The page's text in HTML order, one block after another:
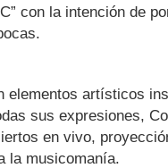
con la intención de
elementos artísticos
sus expresiones,
en vivo,
la musicomanía.